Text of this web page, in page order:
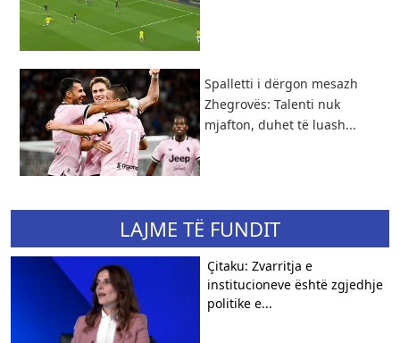
Spalletti i dërgon mesazh
Zhegrovës: Talenti nuk
mjafton, duhet të luash...
LAJME TË FUNDIT
Çitaku: Zvarritja e
institucioneve është zgjedhje
politike e...